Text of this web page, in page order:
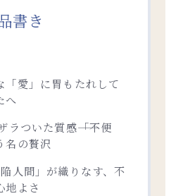
書き
「愛」に胃もたれして
へ
ラついた質感――「不便
名の贅沢
人間」が織りなす、不
地よさ